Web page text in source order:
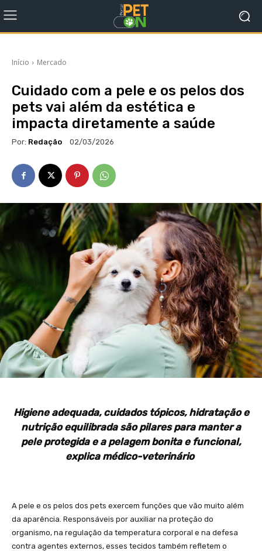
Início Mercado
Cuidado com a pele e os pelos dos
pets vai além da estética e
impacta diretamente a saúde
Por: Redação 02/03/2026
Higiene adequada, cuidados tópicos, hidratação e
nutrição equilibrada são pilares para manter a
pele protegida e a pelagem bonita e funcional,
explica médico-veterinário
A pele e os pelos dos pets exercem funções que vão muito além
da aparência. Responsáveis por auxiliar na proteção do
organismo, na regulação da temperatura corporal e na defesa
contra agentes externos, esses tecidos também refletem o